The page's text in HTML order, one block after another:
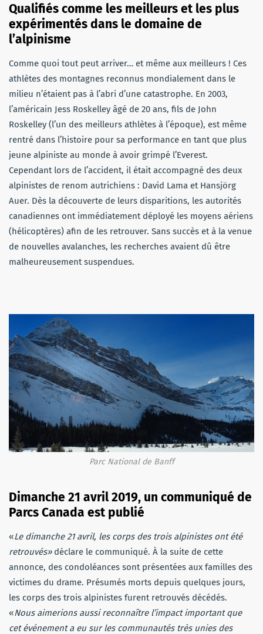
Qualifiés comme les meilleurs et les plus
expérimentés dans le domaine de
l’alpinisme
Comme quoi tout peut arriver… et même aux meilleurs ! Ces
athlètes des montagnes reconnus mondialement dans le
milieu n’étaient pas à l’abri d’une catastrophe. En 2003,
l’américain Jess Roskelley âgé de 20 ans, fils de John
Roskelley (l’un des meilleurs athlètes à l’époque), est même
rentré dans l’histoire pour sa performance en tant que plus
jeune alpiniste au monde à avoir grimpé l’Everest.
Cependant lors de l’accident, il était accompagné des deux
alpinistes de renom autrichiens : David Lama et Hansjörg
Auer. Dès la découverte de leurs disparitions, les autorités
canadiennes ont immédiatement déployé les moyens aériens
(hélicoptères) afin de les retrouver. Sans succès et à la venue
de nouvelles avalanches, les recherches avaient dû être
malheureusement suspendues.
Parc National de Banff
Dimanche 21 avril 2019, un communiqué de
Parcs Canada est publié
«Le dimanche 21 avril, les corps des trois alpinistes ont été
retrouvés» déclare le communiqué. À la suite de cette
annonce, des condoléances sont présentées aux familles des
victimes du drame. Présumés morts depuis quelques jours,
les corps des trois alpinistes furent retrouvés décédés.
«Nous aimerions aussi reconnaître l’impact important que
cet événement a eu sur les communautés très unies des